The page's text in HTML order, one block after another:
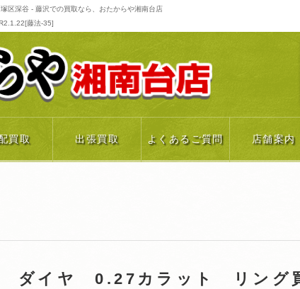
深谷 - 藤沢での買取なら、おたからや湘南台店
藤法-35]
買取 出張買取 よくあるご質問 店舗案内
ダイヤ 0.27カラット リング